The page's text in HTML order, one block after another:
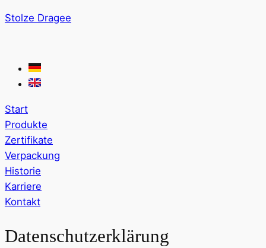
Stolze Dragee
Start
Produkte
Zertifikate
Verpackung
Historie
Karriere
Kontakt
Datenschutzerklärung